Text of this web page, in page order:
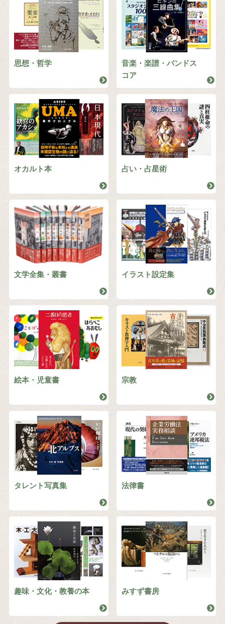
思想・哲学
音楽・楽譜・バンドス
コア
オカルト本 占い・占星術
文学全集・叢書 イラスト設定集
絵本・児童書 宗教
タレント写真集 法律書
趣味・文化・教養の本 みすず書房